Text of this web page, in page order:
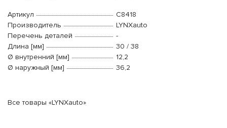
Артикул
C8418
Производитель
LYNXauto
Перечень деталей
-
Длина [мм]
30 / 38
Ø внутренний [мм]
12,2
Ø наружный [мм]
36,2
Все товары «LYNXauto»